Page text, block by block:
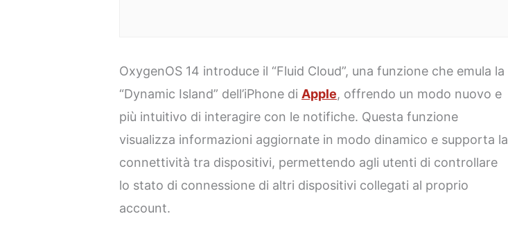
OxygenOS 14 introduce il “Fluid Cloud”, una funzione che emula la
“Dynamic Island” dell’iPhone diApple, offrendo un modo nuovo e
più intuitivo di interagire con le notifiche. Questa funzione
visualizza informazioni aggiornate in modo dinamico e supporta la
connettività tra dispositivi, permettendo agli utenti di controllare
lo stato di connessione di altri dispositivi collegati al proprio
account.